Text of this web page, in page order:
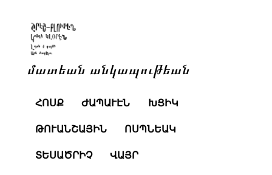
մատեան անկապութեան
ՀՈՍՔ ԺԱՊԱՒԷՆ ԽՑԻԿ
ԹՈՒԱՆՇԱՅԻՆ ՈՍՊՆԵԱԿ
ՏԵՍԱԾՐԻՉ ՎԱՅՐ